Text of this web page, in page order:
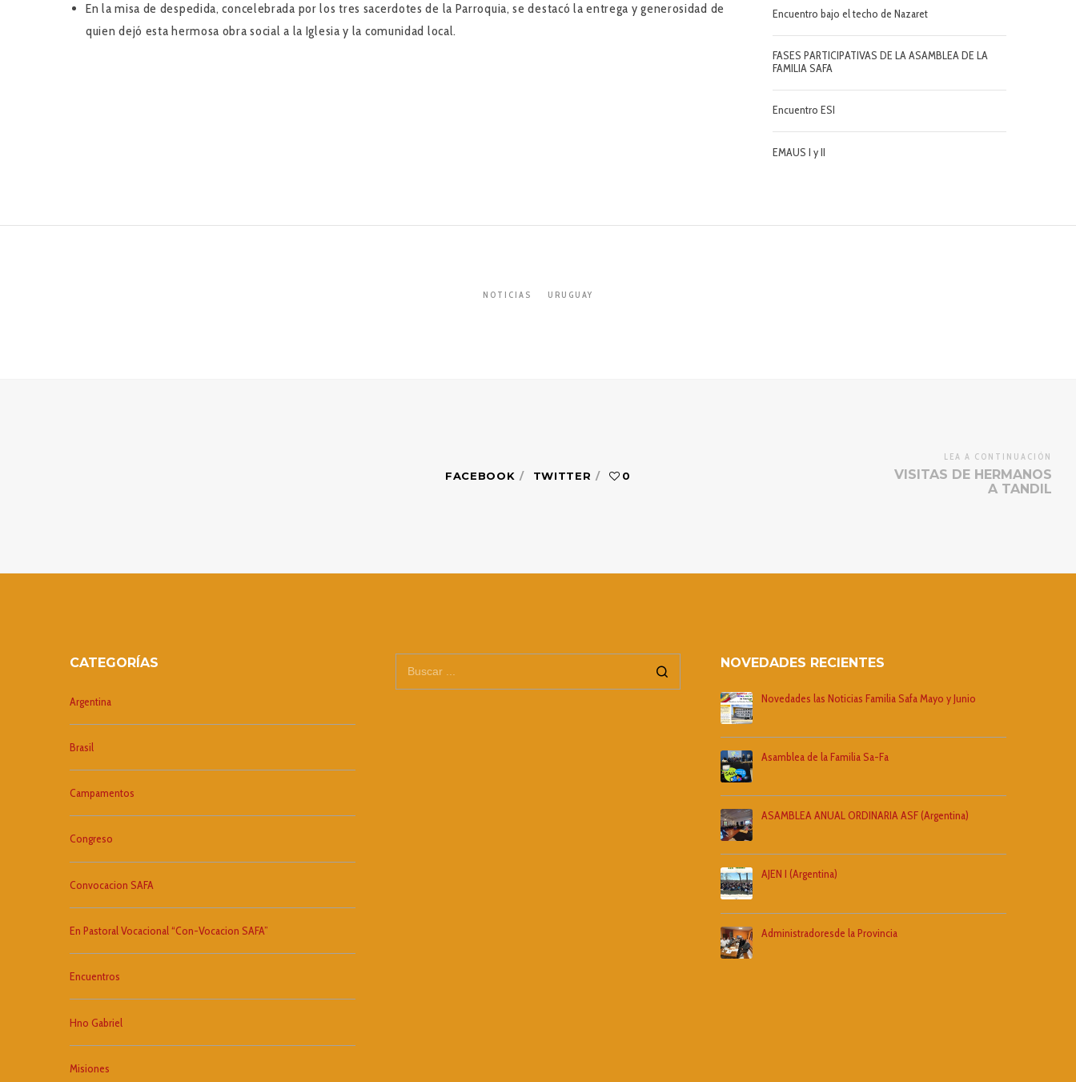
En la misa de despedida, concelebrada por los tres sacerdotes de la Parroquia, se destacó la entrega y generosidad de
quien dejó esta hermosa obra social a la Iglesia y la comunidad local.
Encuentro bajo el techo de Nazaret
FASES PARTICIPATIVAS DE LA ASAMBLEA DE LA
FAMILIA SAFA
Encuentro ESI
EMAUS I y II
NOTICIAS URUGUAY
FACEBOOK TWITTER 0
LEA A CONTINUACIÓN
VISITAS DE HERMANOS
A TANDIL
CATEGORÍAS
Argentina
Brasil
Campamentos
Congreso
Convocacion SAFA
En Pastoral Vocacional “Con-Vocacion SAFA”
Encuentros
Hno Gabriel
Misiones
NOVEDADES RECIENTES
Novedades las Noticias Familia Safa Mayo y Junio
Asamblea de la Familia Sa-Fa
ASAMBLEA ANUAL ORDINARIA ASF (Argentina)
AJEN I (Argentina)
Administradoresde la Provincia